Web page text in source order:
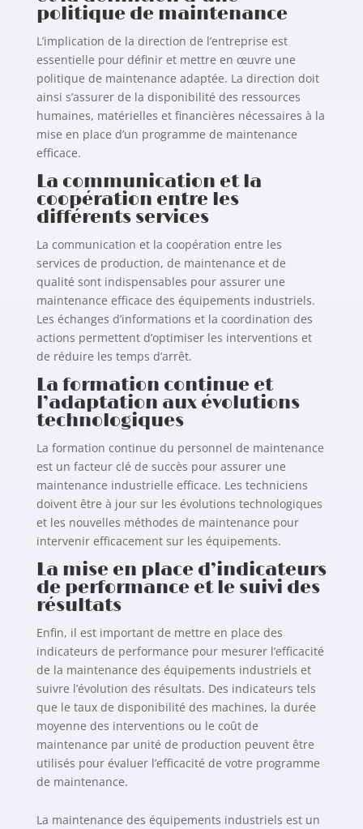
politique de maintenance
L’implication de la direction de l’entreprise est
essentielle pour définir et mettre en œuvre une
politique de maintenance adaptée. La direction doit
ainsi s’assurer de la disponibilité des ressources
humaines, matérielles et financières nécessaires à la
mise en place d’un programme de maintenance
efficace.
La communication et la
coopération entre les
différents services
La communication et la coopération entre les
services de production, de maintenance et de
qualité sont indispensables pour assurer une
maintenance efficace des équipements industriels.
Les échanges d’informations et la coordination des
actions permettent d’optimiser les interventions et
de réduire les temps d’arrêt.
La formation continue et
l’adaptation aux évolutions
technologiques
La formation continue du personnel de maintenance
est un facteur clé de succès pour assurer une
maintenance industrielle efficace. Les techniciens
doivent être à jour sur les évolutions technologiques
et les nouvelles méthodes de maintenance pour
intervenir efficacement sur les équipements.
La mise en place d’indicateurs
de performance et le suivi des
résultats
Enfin, il est important de mettre en place des
indicateurs de performance pour mesurer l’efficacité
de la maintenance des équipements industriels et
suivre l’évolution des résultats. Des indicateurs tels
que le taux de disponibilité des machines, la durée
moyenne des interventions ou le coût de
maintenance par unité de production peuvent être
utilisés pour évaluer l’efficacité de votre programme
de maintenance.
La maintenance des équipements industriels est un